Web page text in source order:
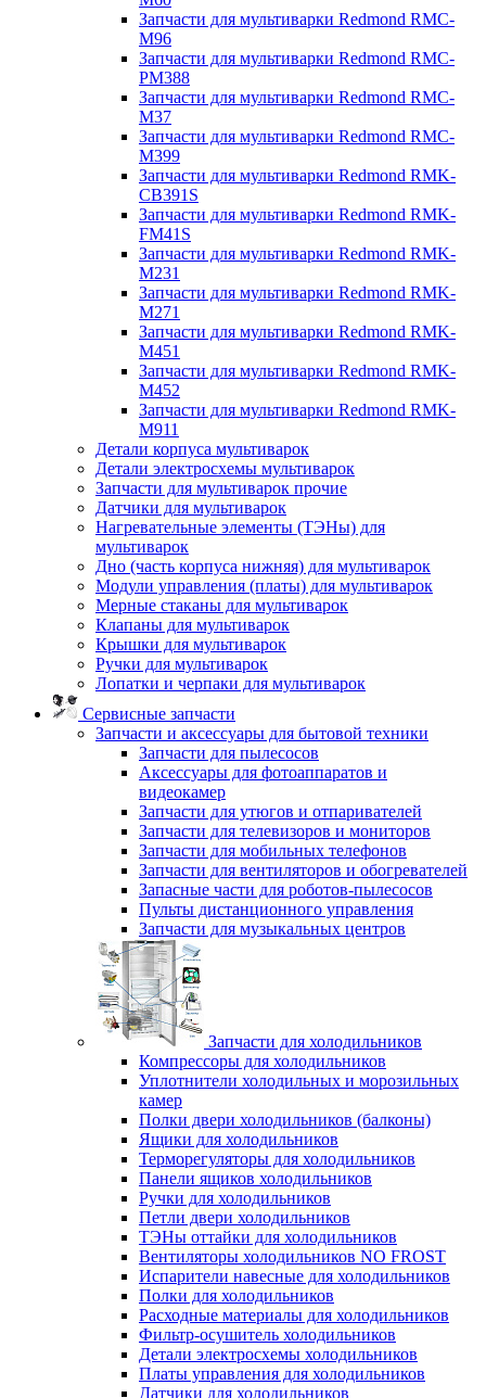
Запчасти для мультиварки Redmond RMC-
M96
Запчасти для мультиварки Redmond RMC-
PM388
Запчасти для мультиварки Redmond RMC-
M37
Запчасти для мультиварки Redmond RMC-
M399
Запчасти для мультиварки Redmond RMK-
CB391S
Запчасти для мультиварки Redmond RMK-
FM41S
Запчасти для мультиварки Redmond RMK-
M231
Запчасти для мультиварки Redmond RMK-
M271
Запчасти для мультиварки Redmond RMK-
M451
Запчасти для мультиварки Redmond RMK-
M452
Запчасти для мультиварки Redmond RMK-
M911
Детали корпуса мультиварок
Детали электросхемы мультиварок
Запчасти для мультиварок прочие
Датчики для мультиварок
Нагревательные элементы (ТЭНы) для
мультиварок
Дно (часть корпуса нижняя) для мультиварок
Модули управления (платы) для мультиварок
Мерные стаканы для мультиварок
Клапаны для мультиварок
Крышки для мультиварок
Ручки для мультиварок
Лопатки и черпаки для мультиварок
Сервисные запчасти
Запчасти и аксессуары для бытовой техники
Запчасти для пылесосов
Аксессуары для фотоаппаратов и
видеокамер
Запчасти для утюгов и отпаривателей
Запчасти для телевизоров и мониторов
Запчасти для мобильных телефонов
Запчасти для вентиляторов и обогревателей
Запасные части для роботов-пылесосов
Пульты дистанционного управления
Запчасти для музыкальных центров
Запчасти для холодильников
Компрессоры для холодильников
Уплотнители холодильных и морозильных
камер
Полки двери холодильников (балконы)
Ящики для холодильников
Терморегуляторы для холодильников
Панели ящиков холодильников
Ручки для холодильников
Петли двери холодильников
ТЭНы оттайки для холодильников
Вентиляторы холодильников NO FROST
Испарители навесные для холодильников
Полки для холодильников
Расходные материалы для холодильников
Фильтр-осушитель холодильников
Детали электросхемы холодильников
Платы управления для холодильников
Датчики для холодильников